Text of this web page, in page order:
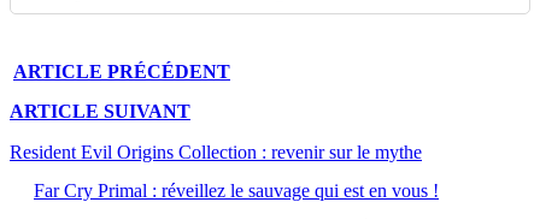
ARTICLE PRÉCÉDENT
ARTICLE SUIVANT
Resident Evil Origins Collection : revenir sur le mythe
Far Cry Primal : réveillez le sauvage qui est en vous !